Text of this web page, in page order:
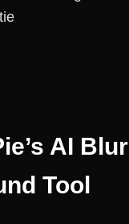
AI Blur
Tool